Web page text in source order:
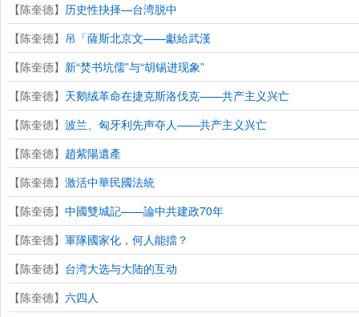
【陈奎德】 历史性抉择—台湾脱中
【陈奎德】 吊「薩斯北京文——獻給武漢
【陈奎德】 新“焚书坑儒”与“胡锡进现象”
【陈奎德】 天鹅绒革命在捷克斯洛伐克——共产主义兴亡
【陈奎德】 波兰、匈牙利先声夺人——共产主义兴亡
【陈奎德】 趙紫陽遺產
【陈奎德】 激活中華民國法統
【陈奎德】 中國雙城記——論中共建政70年
【陈奎德】 軍隊國家化，何人能擋？
【陈奎德】 台湾大选与大陆的互动
【陈奎德】 六四人